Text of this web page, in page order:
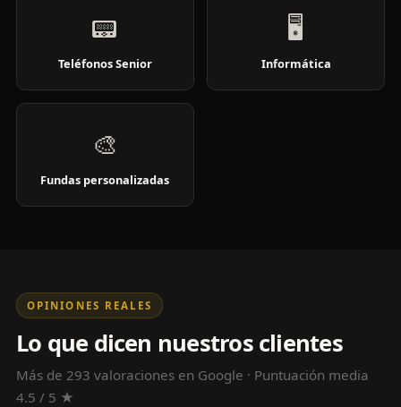
📟
Teléfonos Senior
🖥️
Informática
🎨
Fundas personalizadas
OPINIONES REALES
Lo que dicen nuestros clientes
Más de 293 valoraciones en Google · Puntuación media
4.5 / 5 ★